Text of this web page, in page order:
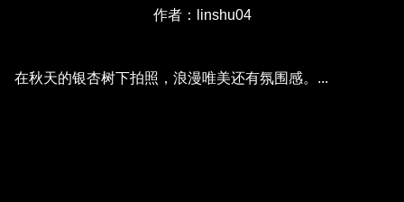
作者：linshu04
在秋天的银杏树下拍照，浪漫唯美还有氛围感。...